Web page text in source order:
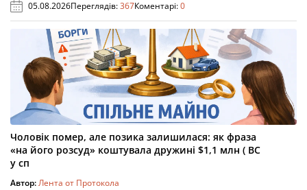
05.08.2026Переглядів:367Коментарі:0
Чоловік помер, але позика залишилася: як фраза
«на його розсуд» коштувала дружині $1,1 млн ( ВС
у сп
Автор:Лента от Протокола